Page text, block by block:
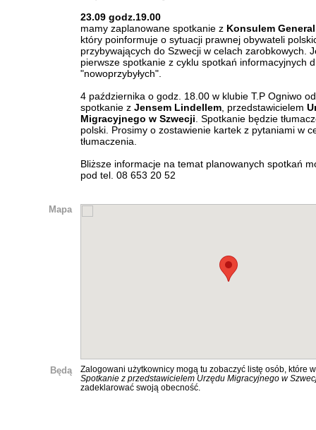
23.09 godz.19.00
mamy zaplanowane spotkanie z Konsulem
który poinformuje o sytuacji prawnej obywateli
przybywających do Szwecji w celach zarobkowych.
pierwsze spotkanie z cyklu spotkań informacyjnych
"nowoprzybyłych".
4 października o godz. 18.00 w klubie T.P Ogniwo
spotkanie z Jensem Lindellem, przedstawicielem
Migracyjnego w Szwecji. Spotkanie będzie
polski. Prosimy o zostawienie kartek z pytaniami w
tłumaczenia.
Bliższe informacje na temat planowanych spotkań
pod tel. 08 653 20 52
Mapa
Będą
Zalogowani użytkownicy mogą tu zobaczyć listę osób, które
Spotkanie z przedstawicielem Urzędu Migracyjnego w
zadeklarować swoją obecność.